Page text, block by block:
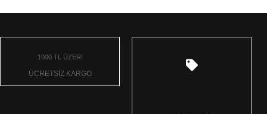
1000 TL ÜZERİ
ÜCRETSİZ KARGO